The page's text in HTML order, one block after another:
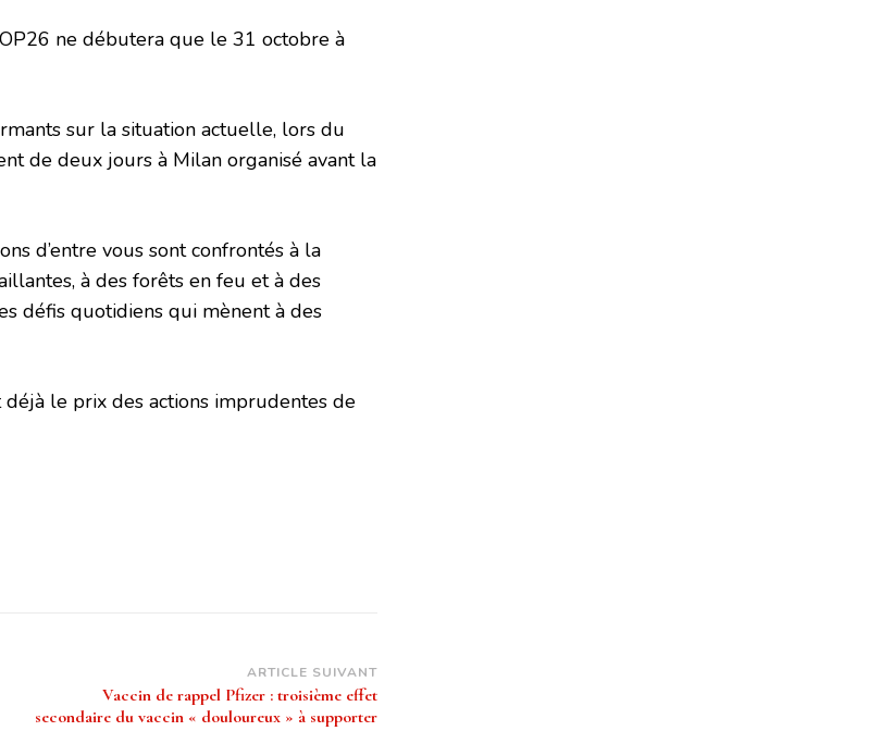
ne débutera que le 31 octobre à
sur la situation actuelle, lors du
de deux jours à Milan organisé avant la
d’entre vous sont confrontés à la
à des forêts en feu et à des
défis quotidiens qui mènent à des
le prix des actions imprudentes de
ARTICLE SUIVANT
Vaccin de rappel Pfizer : troisième effet
secondaire du vaccin « douloureux » à supporter